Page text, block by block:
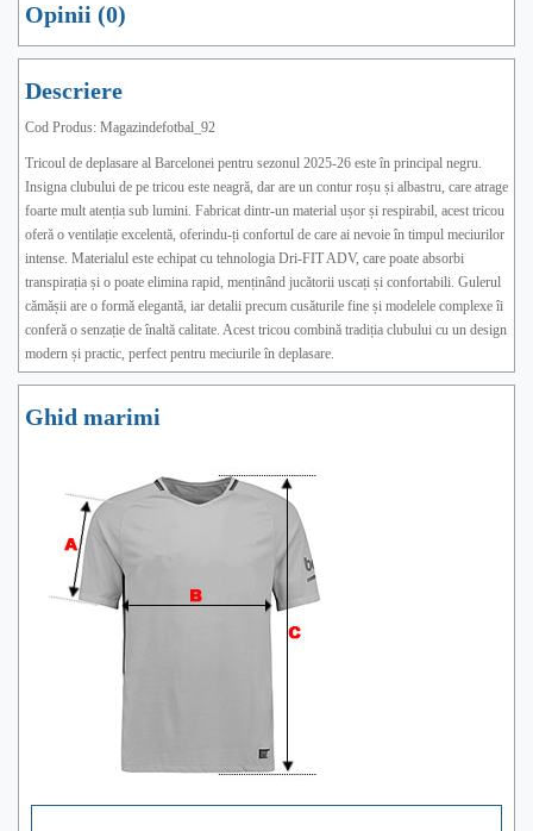
Opinii (0)
Descriere
Cod Produs: Magazindefotbal_92
Tricoul de deplasare al Barcelonei pentru sezonul 2025-26 este în principal negru.
Insigna clubului de pe tricou este neagră, dar are un contur roșu și albastru, care atrage
foarte mult atenția sub lumini. Fabricat dintr-un material ușor și respirabil, acest tricou
oferă o ventilație excelentă, oferindu-ți confortul de care ai nevoie în timpul meciurilor
intense. Materialul este echipat cu tehnologia Dri-FIT ADV, care poate absorbi
transpirația și o poate elimina rapid, menținând jucătorii uscați și confortabili. Gulerul
cămășii are o formă elegantă, iar detalii precum cusăturile fine și modelele complexe îi
conferă o senzație de înaltă calitate. Acest tricou combină tradiția clubului cu un design
modern și practic, perfect pentru meciurile în deplasare.
Ghid marimi